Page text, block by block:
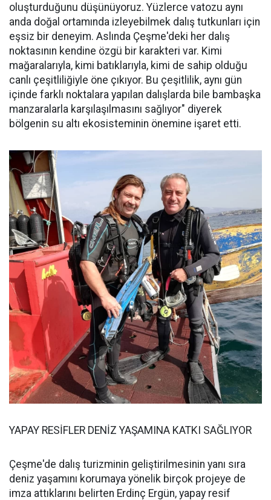
oluşturduğunu düşünüyoruz. Yüzlerce vatozu aynı
anda doğal ortamında izleyebilmek dalış tutkunları için
eşsiz bir deneyim. Aslında Çeşme'deki her dalış
noktasının kendine özgü bir karakteri var. Kimi
mağaralarıyla, kimi batıklarıyla, kimi de sahip olduğu
canlı çeşitliliğiyle öne çıkıyor. Bu çeşitlilik, aynı gün
içinde farklı noktalara yapılan dalışlarda bile bambaşka
manzaralarla karşılaşılmasını sağlıyor" diyerek
bölgenin su altı ekosisteminin önemine işaret etti.
YAPAY RESİFLER DENİZ YAŞAMINA KATKI SAĞLIYOR
Çeşme'de dalış turizminin geliştirilmesinin yanı sıra
deniz yaşamını korumaya yönelik birçok projeye de
imza attıklarını belirten Erdinç Ergün, yapay resif